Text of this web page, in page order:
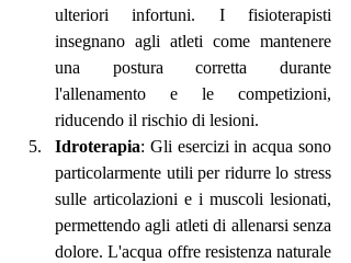
ulteriori infortuni. I fisioterapisti
insegnano agli atleti come mantenere
una postura corretta durante
l'allenamento e le competizioni,
riducendo il rischio di lesioni.
Idroterapia: Gli esercizi in acqua sono
particolarmente utili per ridurre lo stress
sulle articolazioni e i muscoli lesionati,
permettendo agli atleti di allenarsi senza
dolore. L'acqua offre resistenza naturale